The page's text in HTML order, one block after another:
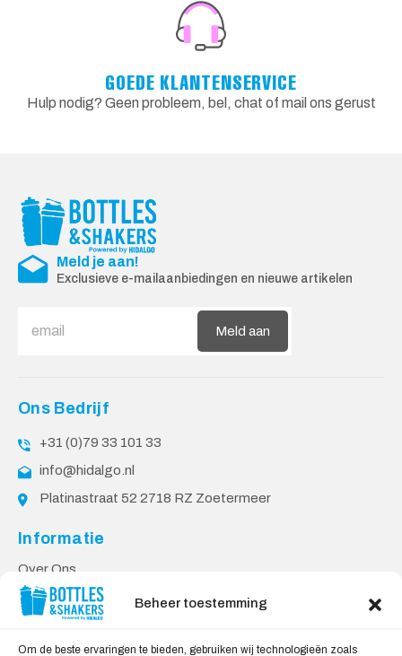
Beheer toestemming
Om de beste ervaringen te bieden, gebruiken wij technologieën zoals
GOEDE KLANTENSERVICE
Hulp nodig? Geen probleem, bel, chat of mail ons gerust
Meld je aan!
Exclusieve e-mailaanbiedingen en nieuwe artikelen
Meld aan
Ons Bedrijf
+31 (0)79 33 101 33
info@hidalgo.nl
Platinastraat 52 2718 RZ Zoetermeer
Informatie
Over Ons
PPP Voorwaarden